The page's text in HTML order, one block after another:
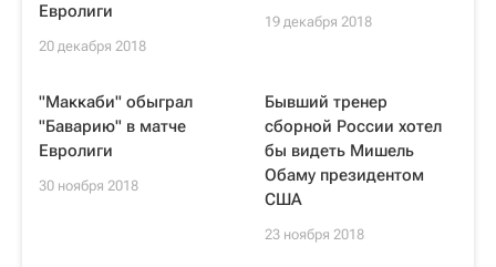
Евролиги
20 декабря 2018
19 декабря 2018
"Маккаби" обыграл
"Баварию" в матче
Евролиги
30 ноября 2018
Бывший тренер
сборной России хотел
бы видеть Мишель
Обаму президентом
США
23 ноября 2018